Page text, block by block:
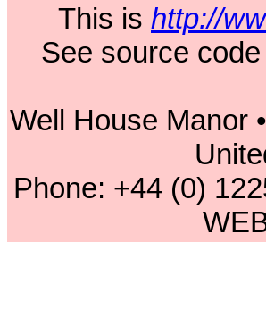
This is http://
See source code
Well House Manor
Phone: +44 (0)